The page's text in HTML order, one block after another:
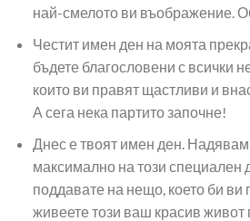
най-смелото ви въображение.
Честит имен ден на моята
бъдете благословени с всички
които ви правят щастливи и
А сега нека партито започне!
Днес е твоят имен ден.
максимално на този специален
поддавате на нещо, което би ви
живеете този ваш красив